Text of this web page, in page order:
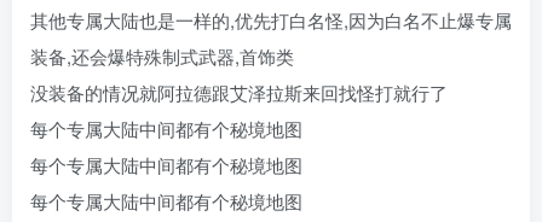
其他专属大陆也是一样的,优先打白名怪,因为白名不止爆专属
装备,还会爆特殊制式武器,首饰类
没装备的情况就阿拉德跟艾泽拉斯来回找怪打就行了
每个专属大陆中间都有个秘境地图
每个专属大陆中间都有个秘境地图
每个专属大陆中间都有个秘境地图